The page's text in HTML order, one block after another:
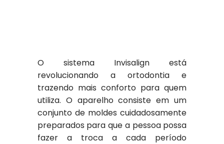
O sistema Invisalign está
revolucionando a ortodontia e
trazendo mais conforto para quem
utiliza. O aparelho consiste em um
conjunto de moldes cuidadosamente
preparados para que a pessoa possa
fazer a troca a cada período